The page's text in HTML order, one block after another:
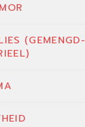
(GEMENGD-